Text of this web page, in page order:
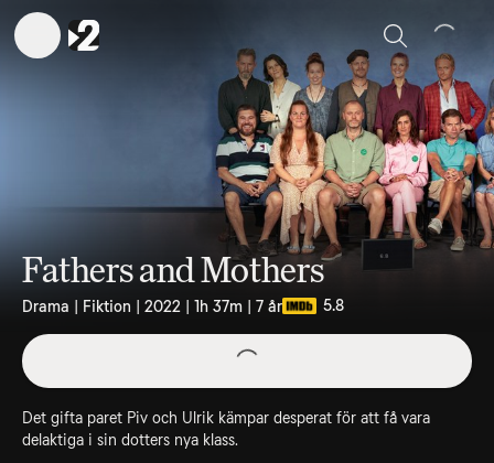
Sök
Fathers and Mothers
Drama | Fiktion | 2022 | 1h 37m | 7 år 5.8
Det gifta paret Piv och Ulrik kämpar desperat för att få vara
delaktiga i sin dotters nya klass.